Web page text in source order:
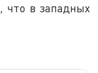
, что в западных